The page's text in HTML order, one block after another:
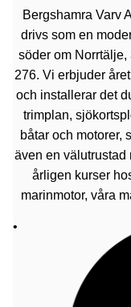
Bergshamra Varv
drivs som en
söder om
276. Vi erbjuder
och installerar det
trimplan,
båtar och motorer,
även en välutrustad
årligen kurser
marinmotor, våra